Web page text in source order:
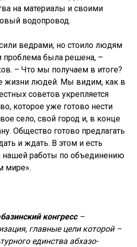
на материалы и своими
водопровод.
ведрами, но стоило людям
проблема была решена, –
– Что мы получаем в итоге?
жизни людей. Мы видим, как в
советов укрепляется
которое уже готово нести
село, свой город и, в конце
Общество готово предлагать
и ждать. В этом и есть
работы по объединению
мире».
конгресс–
главные цели которой –
единства абхазо-